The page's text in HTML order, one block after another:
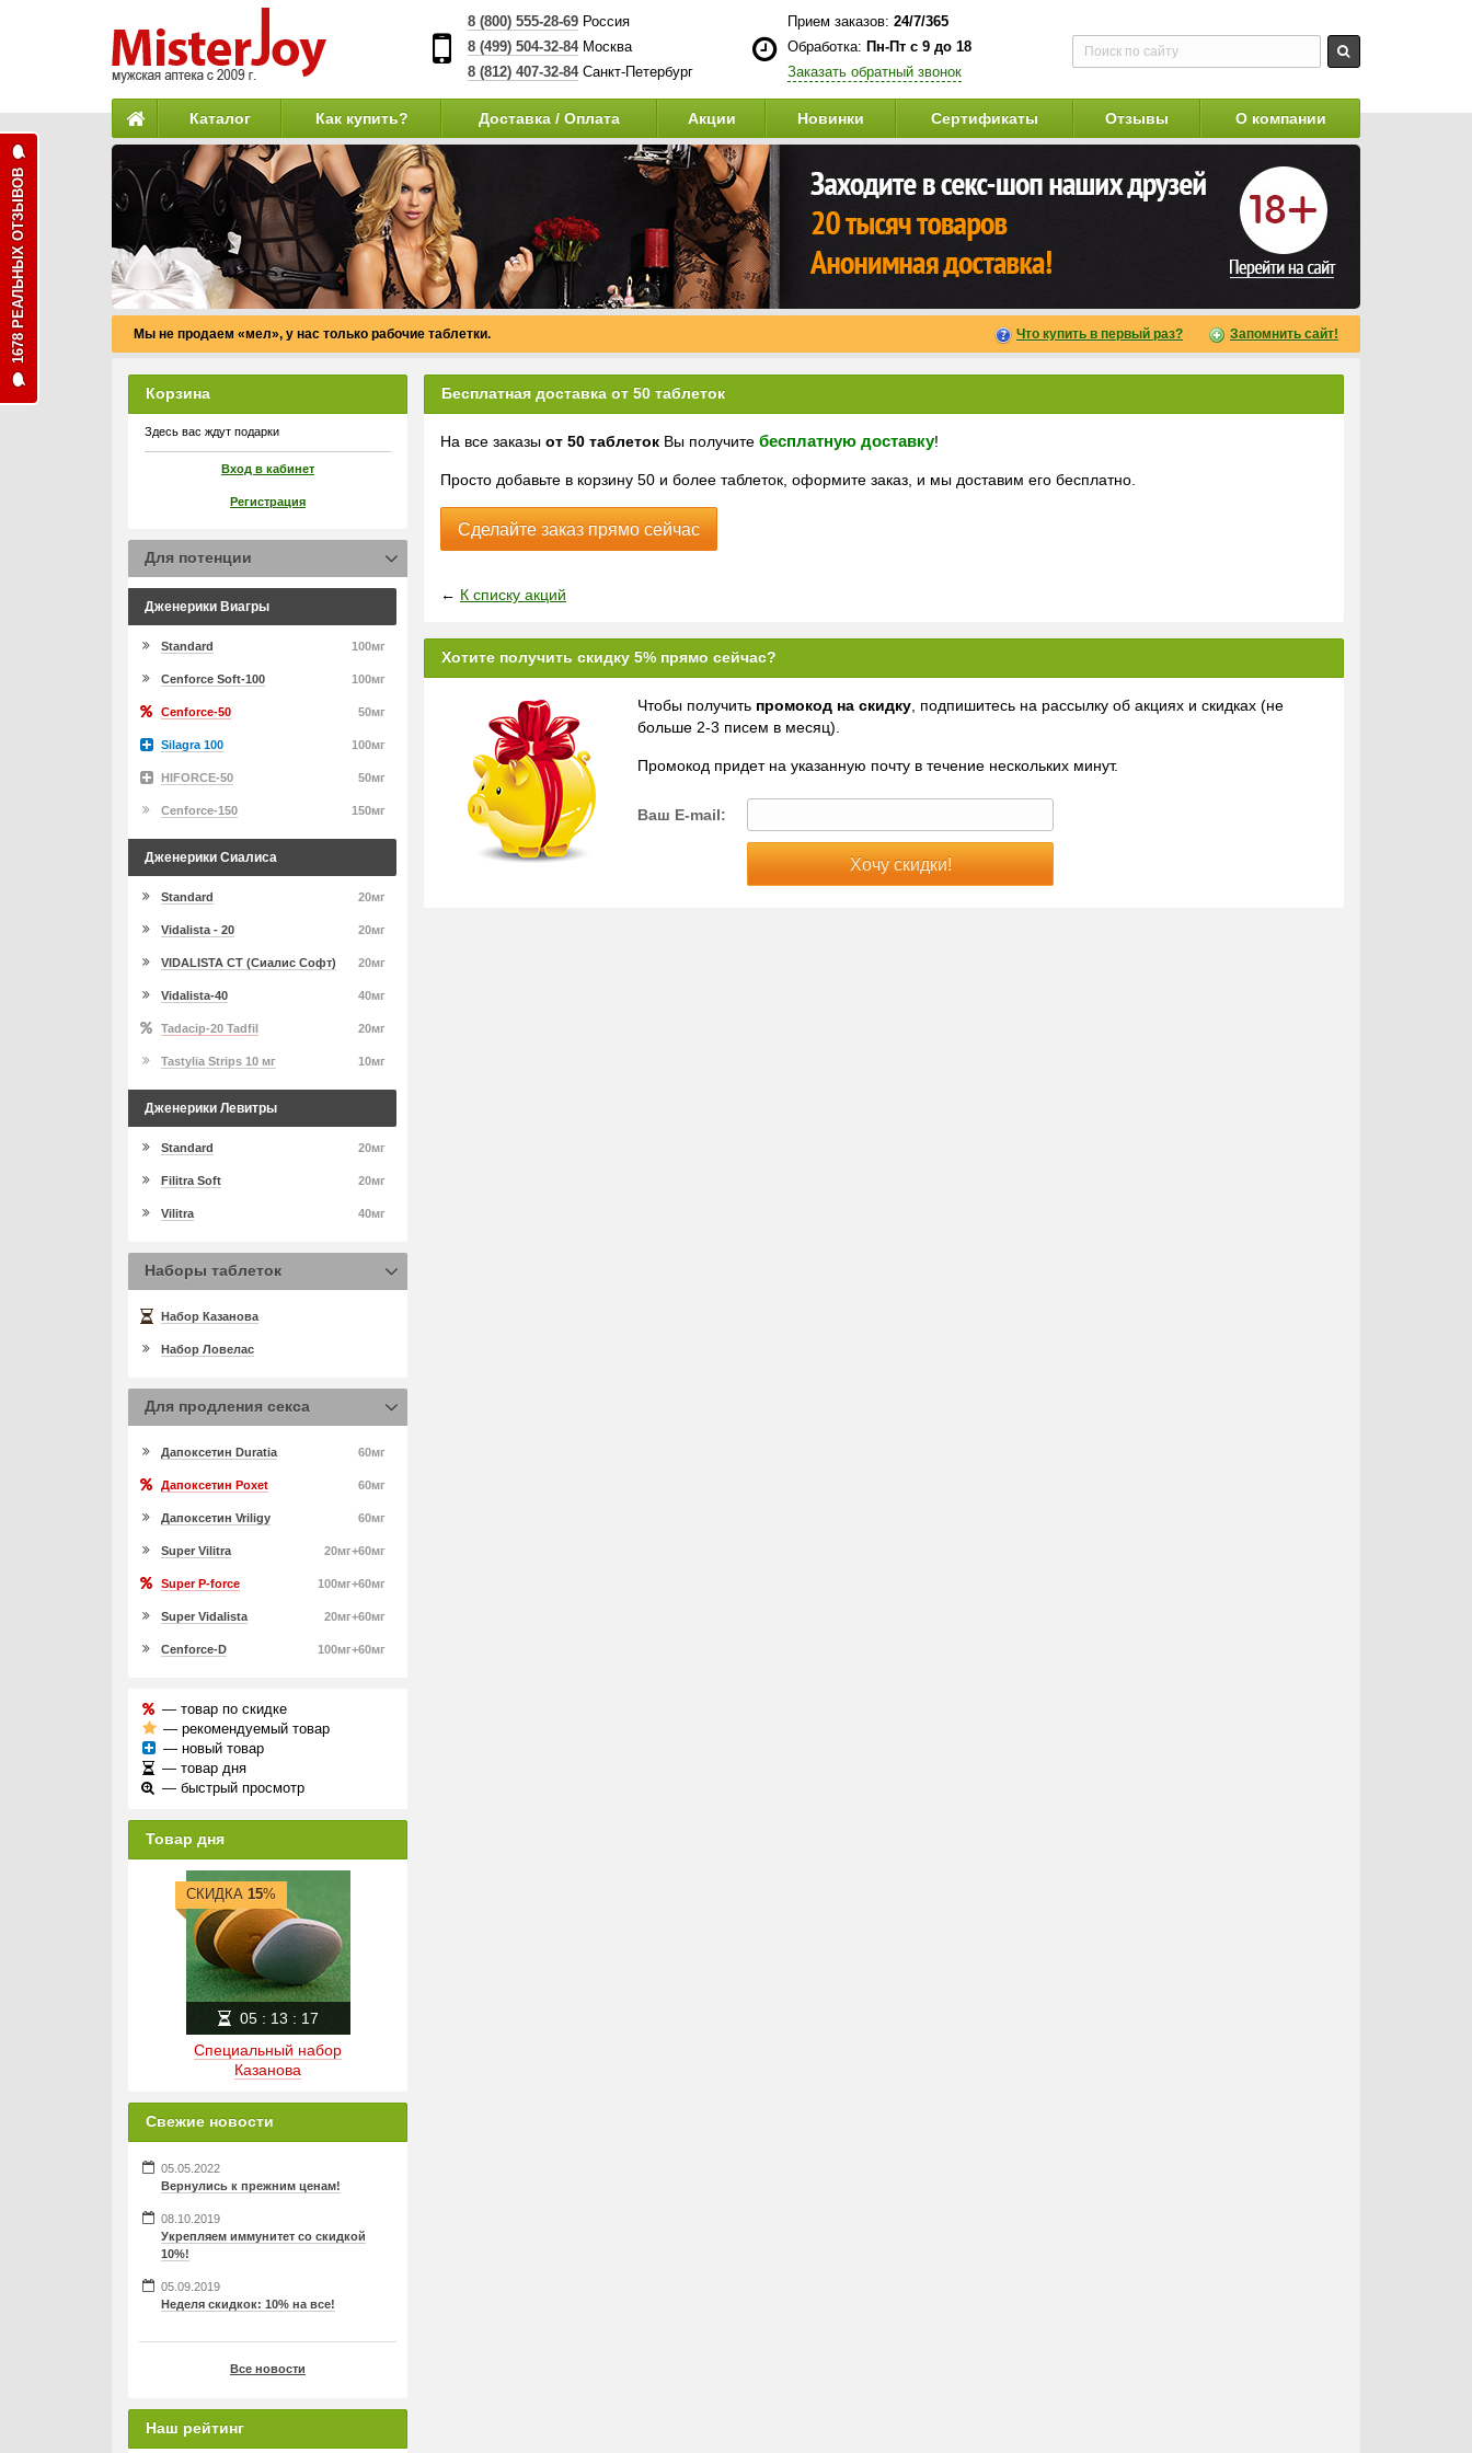
8 (800) 555-28-69Россия
8 (499) 504-32-84Москва
8 (812) 407-32-84 Санкт-Петербург
Прием заказов: 24/7/365
Обработка: Пн-Пт с 9 до 18
Заказать обратный звонок
Каталог Как купить? Доставка / Оплата Акции Новинки Сертификаты Отзывы О компании
Мы не продаем «мел», у нас только рабочие таблетки. Что купить в первый раз? Запомнить сайт!
Бесплатная доставка от 50 таблеток
На все заказы от 50 таблеток Вы получите бесплатную доставку!
Просто добавьте в корзину 50 и более таблеток, оформите заказ, и мы доставим его бесплатно.
Сделайте заказ прямо сейчас
← К списку акций
Хотите получить скидку 5% прямо сейчас?
Чтобы получить промокод на скидку , подпишитесь на рассылку об акциях и скидках (не
больше 2-3 писем в месяц).
Промокод придет на указанную почту в течение нескольких минут.
Ваш E-mail:
Корзина
Здесь вас ждут подарки
Вход в кабинет
Регистрация
Для потенции
Дженерики Виагры
100мг
Standard
100мг
Cenforce Soft-100
50мг
Cenforce-50
100мг
Silagra 100
50мг
HIFORCE-50
150мг
Cenforce-150
Дженерики Сиалиса
20мг
Standard
20мг
Vidalista - 20
20мг
VIDALISTA CT (Сиалис Софт)
40мг
Vidalista-40
20мг
Tadacip-20 Tadfil
10мг
Tastylia Strips 10 мг
Дженерики Левитры
20мг
Standard
20мг
Filitra Soft
40мг
Vilitra
Наборы таблеток
Набор Казанова
Набор Ловелас
Для продления секса
60мг
Дапоксетин Duratia
60мг
Дапоксетин Poxet
60мг
Дапоксетин Vriligy
20мг+60мг
Super Vilitra
100мг+60мг
Super P-force
20мг+60мг
Super Vidalista
100мг+60мг
Cenforce-D
— товар по скидке
— рекомендуемый товар
— новый товар
— товар дня
— быстрый просмотр
Товар дня
Специальный набор
Казанова
СКИДКА 15%
05: 13: 17
Свежие новости
05.05.2022
Вернулись к прежним ценам!
08.10.2019
Укрепляем иммунитет со скидкой
10%!
05.09.2019
Неделя скидкок: 10% на все!
Все новости
Наш рейтинг
1678 РЕАЛЬНЫХ ОТЗЫВОВ